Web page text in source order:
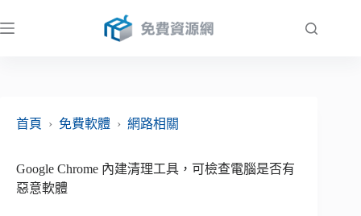
至
首頁
› 免費軟體 › 網路相關
Google Chrome 內建清理工具，可檢查電腦是否有
惡意軟體